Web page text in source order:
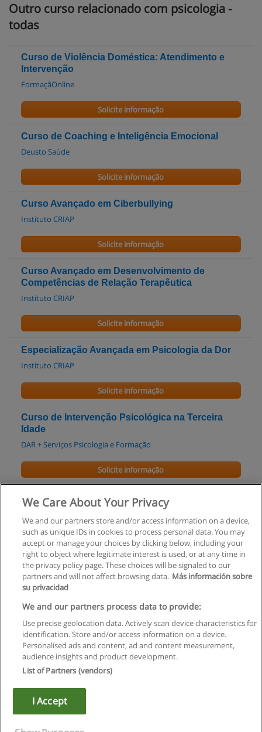
Outro curso relacionado com psicologia -
todas
Curso de Violência Doméstica: Atendimento e
Intervenção
FormaçãOnline
Solicite informação
Curso de Coaching e Inteligência Emocional
Deusto Saúde
Solicite informação
Curso Avançado em Ciberbullying
Instituto CRIAP
Solicite informação
Curso Avançado em Desenvolvimento de
Competências de Relação Terapêutica
Instituto CRIAP
Solicite informação
Especialização Avançada em Psicologia da Dor
Instituto CRIAP
Solicite informação
Curso de Intervenção Psicológica na Terceira
Idade
DAR + Serviços Psicologia e Formação
Solicite informação
Curso de Psicossociologia do Trabalho
Cognos-Formação e Desenvolvimento Pessoal
Solicite informação
Regras de uso
Privacidade de dados
Entrar em contato com Educaedu
Copyright © Educaedu Business S.L. - CIF : B-95610580: -
We Care About Your Privacy
We and our partners store and/or access information on a device,
such as unique IDs in cookies to process personal data. You may
accept or manage your choices by clicking below, including your
right to object where legitimate interest is used, or at any time in
the privacy policy page. These choices will be signaled to our
partners and will not affect browsing data. Más información sobre
su privacidad
We and our partners process data to provide:
Use precise geolocation data. Actively scan device characteristics for
identification. Store and/or access information on a device.
Personalised ads and content, ad and content measurement,
audience insights and product development.
List of Partners (vendors)
I Accept